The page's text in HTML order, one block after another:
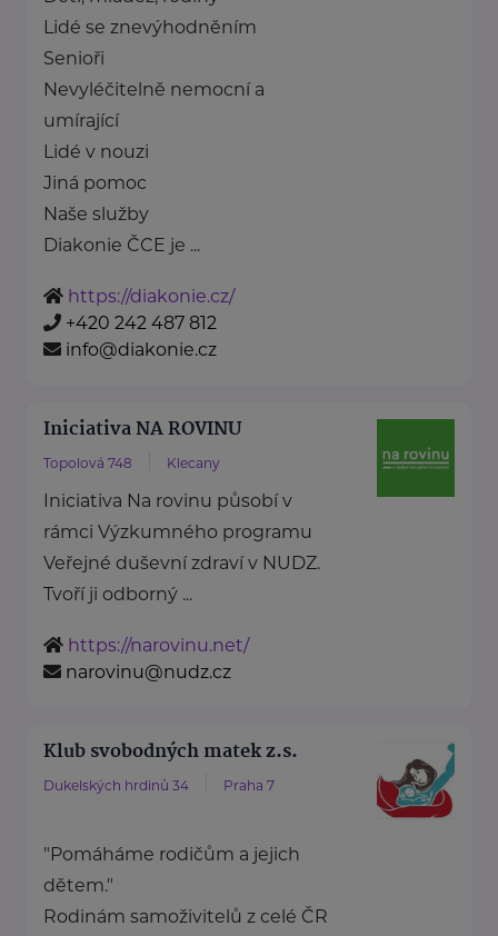
Lidé se znevýhodněním
Senioři
Nevyléčitelně nemocní a
umírající
Lidé v nouzi
Jiná pomoc
Naše služby
Diakonie ČCE je ...
https://diakonie.cz/
+420 242 487 812
info@diakonie.cz
Iniciativa NA ROVINU
Topolová 748 Klecany
Iniciativa Na rovinu působí v
rámci Výzkumného programu
Veřejné duševní zdraví v NUDZ.
Tvoří ji odborný ...
https://narovinu.net/
narovinu@nudz.cz
Klub svobodných matek z.s.
Dukelských hrdinů 34 Praha 7
"Pomáháme rodičům a jejich
dětem."
Rodinám samoživitelů z celé ČR